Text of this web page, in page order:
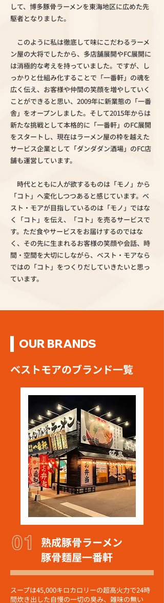
して、博多豚骨ラーメンを東海地区に広めた先
駆者となりました。
このように私は徹底して味にこだわるラーメ
ン屋の大将でしたから、多店舗展開やFC展開に
は消極的な考えを持っていました。 ですが、し
っかりと仕組み化することで「一番軒」の魂を
広く伝え、お客様や仲間の笑顔を増やしていく
ことができると思い、2009年に新業態の「一番
舎」をオープンしました。そして2015年からは
新たな挑戦として本格的に「一番軒」のFC展開
をスタートし、現在はラーメン屋の枠を越えた
サービス企業として「ダンダダン酒場」のFC店
舗も運営しています。
時代とともに人が欲するものは「モノ」から
「コト」へ変化しつつあると感じています。ベ
スト・モアが目指しているのは「モノ」ではな
く「コト」を伝え、「コト」を売るサービスで
す。ただ食やサービスをお届けするのではな
く、その先に生まれるお客様の笑顔や会話、時
間・空間を大切にしながら、ベスト・モアなら
ではの「コト」をつくりだしていきたいと思っ
ています。
OUR BRANDS
ベストモアのブランド一覧
熟成豚骨ラーメン
豚骨麵屋一番軒
スープは45,000キロカロリーの超高火力で24時
間炊き出した自慢の一切の臭み、雑味の無い